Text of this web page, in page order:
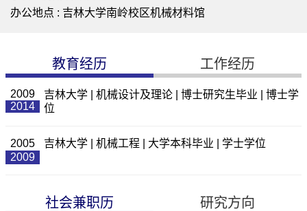
办公地点 : 吉林大学南岭校区机械材料馆
教育经历 工作经历
2009
2014
吉林大学 | 机械设计及理论 | 博士研究生毕业 | 博士学
位
2005
2009
吉林大学 | 机械工程 | 大学本科毕业 | 学士学位
社会兼职历 研究方向